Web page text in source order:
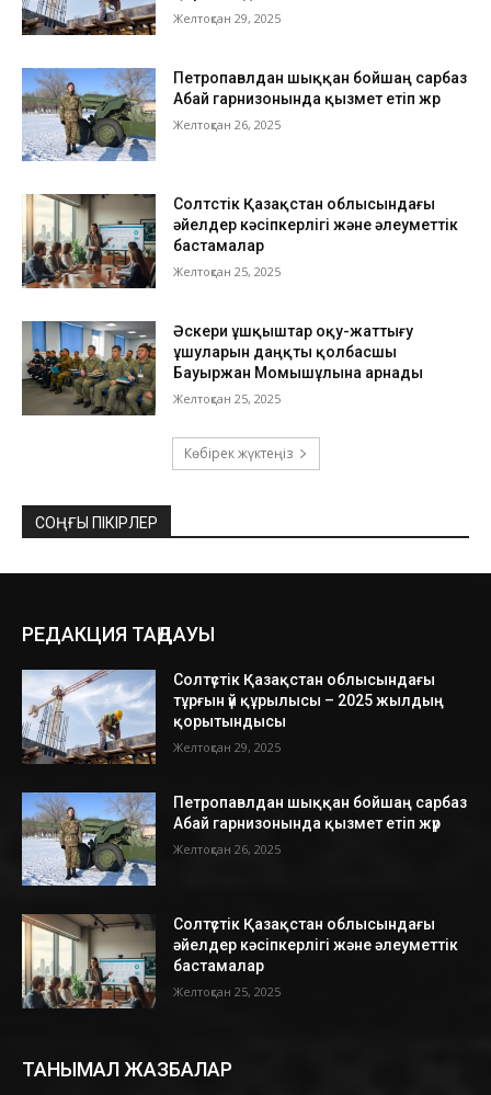
Желтоқсан 29, 2025
Петропавлдан шыққан бойшаң сарбаз
Абай гарнизонында қызмет етіп жүр
Желтоқсан 26, 2025
Солтүстік Қазақстан облысындағы
әйелдер кәсіпкерлігі және әлеуметтік
бастамалар
Желтоқсан 25, 2025
Әскери ұшқыштар оқу-жаттығу
ұшуларын даңқты қолбасшы
Бауыржан Момышұлына арнады
Желтоқсан 25, 2025
Көбірек жүктеңіз
СОҢҒЫ ПІКІРЛЕР
РЕДАКЦИЯ ТАҢДАУЫ
Солтүстік Қазақстан облысындағы
тұрғын үй құрылысы – 2025 жылдың
қорытындысы
Желтоқсан 29, 2025
Петропавлдан шыққан бойшаң сарбаз
Абай гарнизонында қызмет етіп жүр
Желтоқсан 26, 2025
Солтүстік Қазақстан облысындағы
әйелдер кәсіпкерлігі және әлеуметтік
бастамалар
Желтоқсан 25, 2025
ТАНЫМАЛ ЖАЗБАЛАР